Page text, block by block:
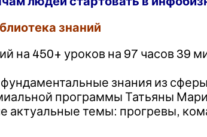
знаний
на 450+ уроков на 97 часов
знания из
программы Татьяны
актуальные темы: прогревы,